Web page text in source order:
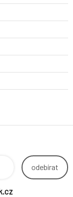
odebírat